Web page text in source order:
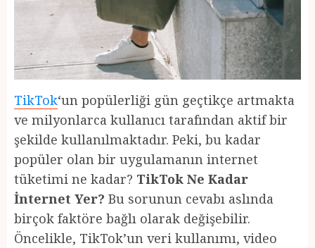
TikTok‘un popülerliği gün geçtikçe artmakta
ve milyonlarca kullanıcı tarafından aktif bir
şekilde kullanılmaktadır. Peki, bu kadar
popüler olan bir uygulamanın internet
tüketimi ne kadar? TikTok Ne Kadar
İnternet Yer? Bu sorunun cevabı aslında
birçok faktöre bağlı olarak değişebilir.
Öncelikle, TikTok’un veri kullanımı, video